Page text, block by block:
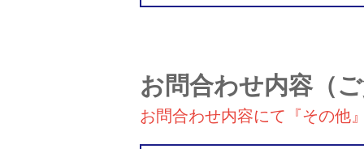
お問合わせ内容（
お問合わせ内容にて『その他